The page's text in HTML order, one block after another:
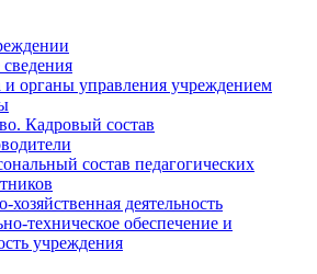
и органы управления учреждением
Кадровый состав
состав педагогических
деятельность
техническое обеспечение и
учреждения